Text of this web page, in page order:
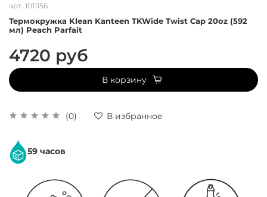
арт. 1011156
Термокружка Klean Kanteen TKWide Twist Cap 20oz (592
мл) Peach Parfait
(0) В избранное
4720 руб
В корзину
59 часов